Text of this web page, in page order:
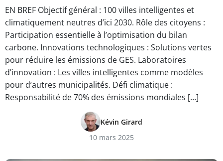
EN BREF Objectif général : 100 villes intelligentes et
climatiquement neutres d’ici 2030. Rôle des citoyens :
Participation essentielle à l’optimisation du bilan
carbone. Innovations technologiques : Solutions vertes
pour réduire les émissions de GES. Laboratoires
d’innovation : Les villes intelligentes comme modèles
pour d’autres municipalités. Défi climatique :
Responsabilité de 70% des émissions mondiales […]
Kévin Girard
10 mars 2025